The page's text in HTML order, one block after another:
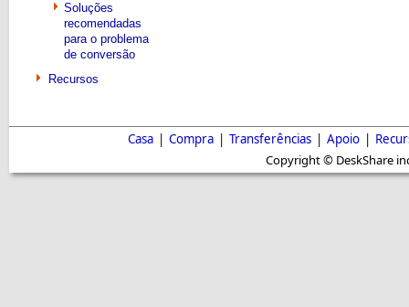
Soluções
recomendadas
para o problema
de conversão
Recursos
Casa | Compra | Transferências | Apoio |
Copyright © DeskShare